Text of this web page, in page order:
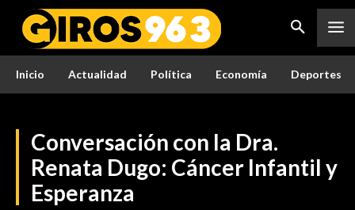
Inicio Actualidad Política Economía Deportes
Conversación con la Dra.
Renata Dugo: Cáncer Infantil y
Esperanza